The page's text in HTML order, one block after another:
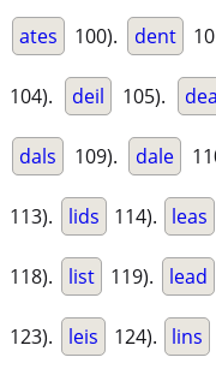
ates 100). dent
104). deil 105).
dals 109). dale
113). lids 114). leas
118). list 119). lead
123). leis 124). lins